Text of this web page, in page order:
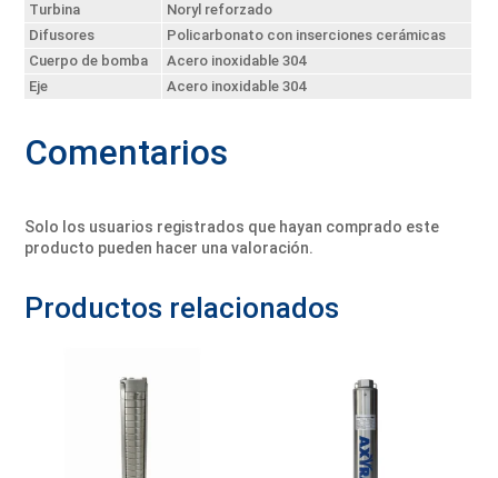
Turbina
Noryl reforzado
Difusores
Policarbonato con inserciones cerámicas
Cuerpo de bomba
Acero inoxidable 304
Eje
Acero inoxidable 304
Comentarios
Solo los usuarios registrados que hayan comprado este
producto pueden hacer una valoración.
Productos relacionados